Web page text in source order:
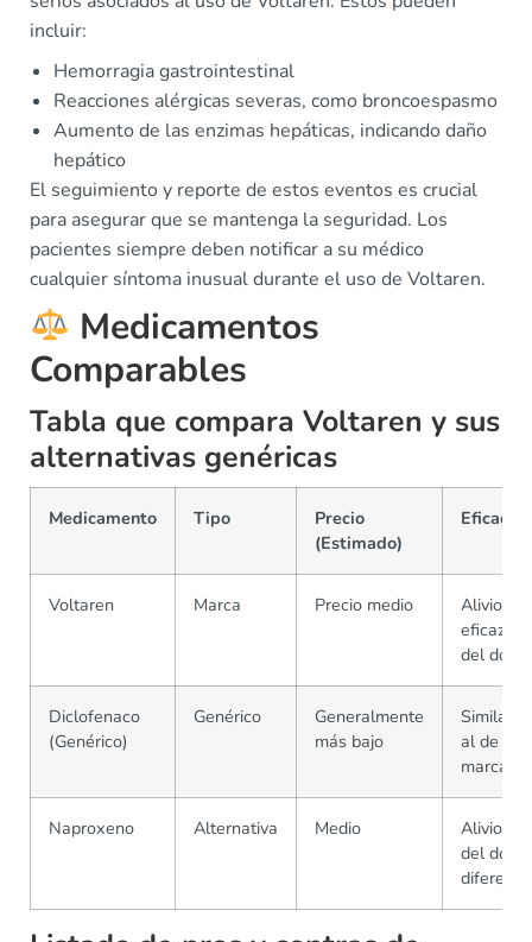
incluir:
Hemorragia gastrointestinal
Reacciones alérgicas severas, como broncoespasmo
Aumento de las enzimas hepáticas, indicando daño
hepático
El seguimiento y reporte de estos eventos es crucial
para asegurar que se mantenga la seguridad. Los
pacientes siempre deben notificar a su médico
cualquier síntoma inusual durante el uso de Voltaren.
Medicamentos
Comparables
Tabla que compara Voltaren y sus
alternativas genéricas
Medicamento Tipo
Precio
(Estimado)
Eficacia
Voltaren Marca Precio medio
Alivio
eficaz
del dolor
Diclofenaco
(Genérico)
Genérico
Generalmente
más bajo
Similar
al de la
marca
Naproxeno Alternativa Medio
Alivio
del dolor
diferente